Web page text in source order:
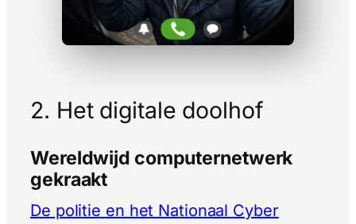
2. Het digitale doolhof
Wereldwijd computernetwerk
gekraakt
De politie en het Nationaal Cyber